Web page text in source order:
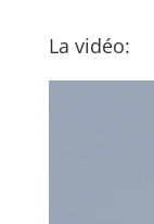
La vidéo: